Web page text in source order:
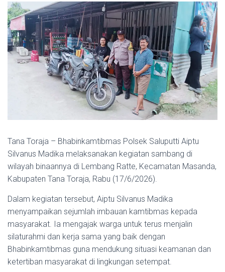
Tana Toraja – Bhabinkamtibmas Polsek Saluputti Aiptu
Silvanus Madika melaksanakan kegiatan sambang di
wilayah binaannya di Lembang Ratte, Kecamatan Masanda,
Kabupaten Tana Toraja, Rabu (17/6/2026).
Dalam kegiatan tersebut, Aiptu Silvanus Madika
menyampaikan sejumlah imbauan kamtibmas kepada
masyarakat. Ia mengajak warga untuk terus menjalin
silaturahmi dan kerja sama yang baik dengan
Bhabinkamtibmas guna mendukung situasi keamanan dan
ketertiban masyarakat di lingkungan setempat.